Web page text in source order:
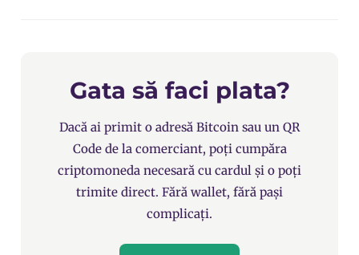
Gata să faci plata?
Dacă ai primit o adresă Bitcoin sau un QR
Code de la comerciant, poți cumpăra
criptomoneda necesară cu cardul și o poți
trimite direct. Fără wallet, fără pași
complicați.